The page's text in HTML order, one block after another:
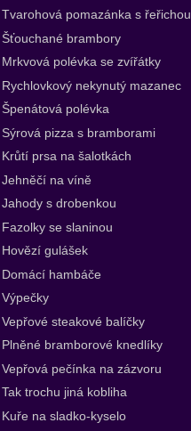
Tvarohová pomazánka s řeřichou
Šťouchané brambory
Mrkvová polévka se zvířátky
Rychlovkový nekynutý mazanec
Špenátová polévka
Sýrová pizza s bramborami
Krůtí prsa na šalotkách
Jehněčí na víně
Jahody s drobenkou
Fazolky se slaninou
Hovězí gulášek
Domácí hambáče
Výpečky
Vepřové steakové balíčky
Plněné bramborové knedlíky
Vepřová pečínka na zázvoru
Tak trochu jiná kobliha
Kuře na sladko-kyselo